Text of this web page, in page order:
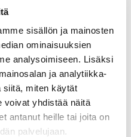
sisällön ja mainosten
ominaisuuksien
analysoimiseen. Lisäksi
ja analytiikka-
siitä, miten käytät
voivat yhdistää näitä
antanut heille tai joita on
palvelujaan.
polypropyleenistä
esimerkiksi